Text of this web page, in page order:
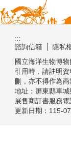
:::
諮詢信箱
隱私
國立海洋生物博
引用時，請註明
刪，亦不得作為商
地址：屏東縣車
展售商訂書服務
更新日期： 115-